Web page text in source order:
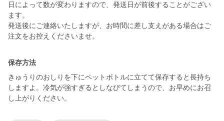
日によって数が変わりますので、発送日が前後することがござい
ます。
発送後にご連絡いたしますが、お時間に差し支えがある場合はご
注文をお控えくださいませ。
保存方法
きゅうりのおしりを下にペットボトルに立てて保存すると長持ち
しますよ。冷気が強すぎるとしなびてしまうので、お早めにお召
し上がりください。